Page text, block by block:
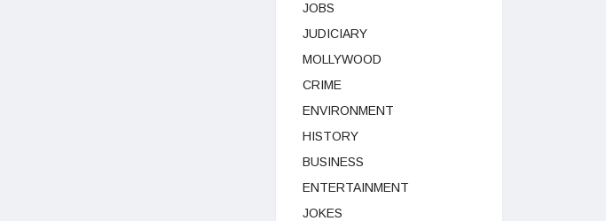
JOBS
JUDICIARY
MOLLYWOOD
CRIME
ENVIRONMENT
HISTORY
BUSINESS
ENTERTAINMENT
JOKES